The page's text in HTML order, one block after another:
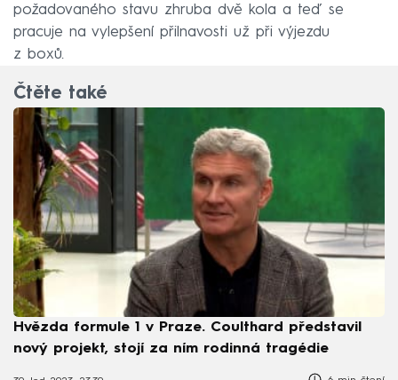
požadovaného stavu zhruba dvě kola a teď se
pracuje na vylepšení přilnavosti už při výjezdu
z boxů.
Čtěte také
Hvězda formule 1 v Praze. Coulthard představil
nový projekt, stojí za ním rodinná tragédie